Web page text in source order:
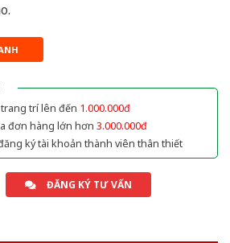
trí lên đến 1.000.000đ
đơn hàng lớn hơn 3.000.000đ
ký tài khoản thành viên thân thiết
ĐĂNG KÝ TƯ VẤN